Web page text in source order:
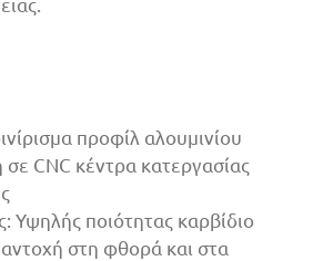
προφίλ αλουμινίου
σε CNC κέντρα κατεργασίας
Υψηλής ποιότητας καρβίδιο
στη φθορά και στα